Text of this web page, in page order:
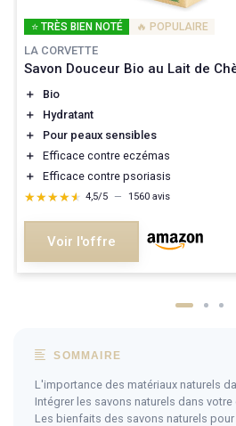
⭐ TRÈS BIEN NOTÉ 🔥 POPULAIRE
LA CORVETTE
Savon Douceur Bio au Lait de
＋
Bio
＋
Hydratant
＋
Pour peaux sensibles
＋
Efficace contre eczémas
＋
Efficace contre psoriasis
★★★★★
★★★★★ 4,5/5 — 1560 avis
Voir l'offre
SOMMAIRE
L'importance des matériaux naturels
Intégrer les savons naturels dans
Les bienfaits des savons naturels